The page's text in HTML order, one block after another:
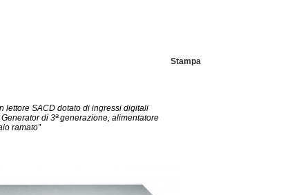
Stampa
lettore SACD dotato di ingressi digitali
di 3ª generazione, alimentatore
ramato”